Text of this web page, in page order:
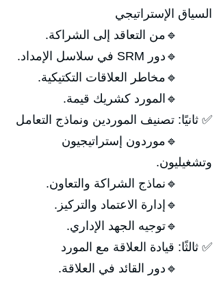
السياق الإستراتيجي
🔹من التعاقد إلى الشراكة.
🔹دور SRM في سلاسل الإمداد.
🔹مخاطر العلاقات التكتيكية.
🔹المورد كشريك قيمة.
✅ ثانيًا: تصنيف الموردين ونماذج التعامل
🔹موردون إستراتيجيون
وتشغيليون.
🔹نماذج الشراكة والتعاون.
🔹إدارة الاعتماد والتركيز.
🔹توجيه الجهد الإداري.
✅ ثالثًا: قيادة العلاقة مع المورد
🔹دور القائد في العلاقة.